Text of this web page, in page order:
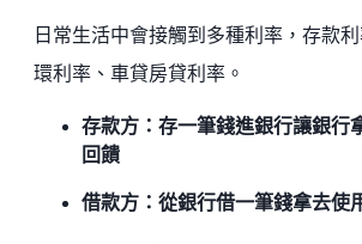
日常生活中會接觸到多種利率，存款
環利率、車貸房貸利率。
存款方：存一筆錢進銀行讓銀行
回饋
借款方：從銀行借一筆錢拿去使